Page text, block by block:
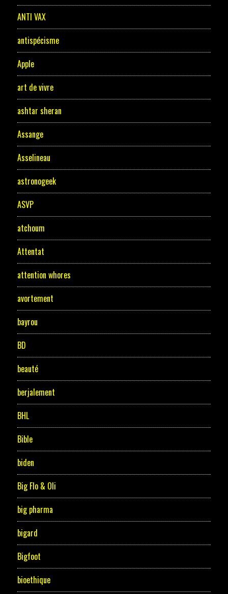
ANTI VAX
antispécisme
Apple
art de vivre
ashtar sheran
Assange
Asselineau
astronogeek
ASVP
atchoum
Attentat
attention whores
avortement
bayrou
BD
beauté
berjalement
BHL
Bible
biden
Big Flo & Oli
big pharma
bigard
Bigfoot
bioethique